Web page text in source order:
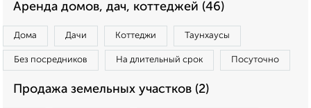
Аренда домов, дач, коттеджей (46)
Дома Дачи Коттеджи Таунхаусы
Без посредников На длительный срок Посуточно
Продажа земельных участков (2)